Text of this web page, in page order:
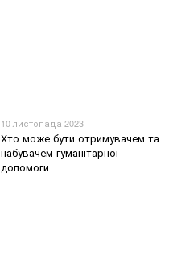
10 листопада 2023
Хто може бути отримувачем та
набувачем гуманітарної
допомоги